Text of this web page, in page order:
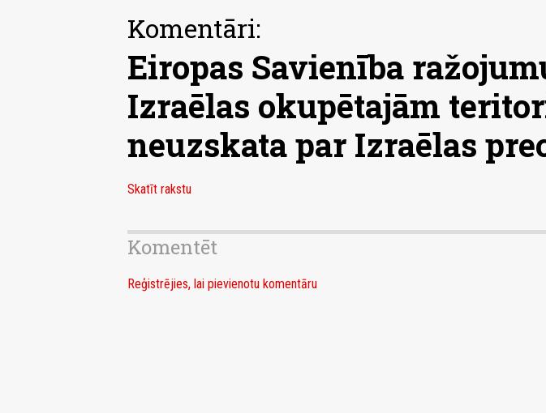
Komentāri:
Eiropas Savienība
Izraēlas okupētajām
neuzskata par Izraēlas
Skatīt rakstu
Komentēt
Reģistrējies, lai pievienotu komentāru